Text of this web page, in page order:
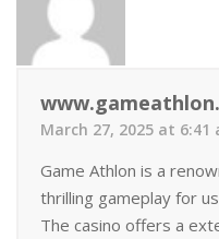
March 27, 2025 at 6:41
Game Athlon is a
thrilling gameplay for
The casino offers a